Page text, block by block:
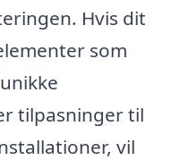
Hvis dit
som
tilpasninger til
vil